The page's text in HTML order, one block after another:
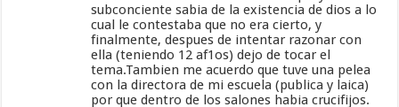
subconciente sabia de la existencia de dios a lo
cual le contestaba que no era cierto, y
finalmente, despues de intentar razonar con
ella (teniendo 12 af1os) dejo de tocar el
tema.Tambien me acuerdo que tuve una pelea
con la directora de mi escuela (publica y laica)
por que dentro de los salones habia crucifijos.